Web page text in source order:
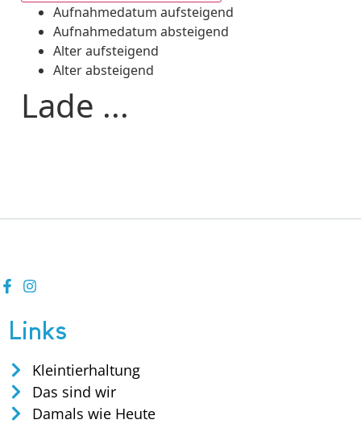
Aufnahmedatum aufsteigend
Aufnahmedatum absteigend
Alter aufsteigend
Alter absteigend
Lade ...
Links
Kleintierhaltung
Das sind wir
Damals wie Heute